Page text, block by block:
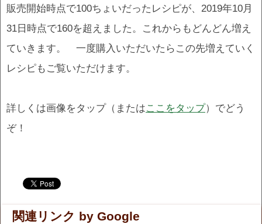
販売開始時点で100ちょいだったレシピが、2019年10月
31日時点で160を超えました。これからもどんどん増え
ていきます。 一度購入いただいたらこの先増えていく
レシピもご覧いただけます。
詳しくは画像をタップ（またはここをタップ）でどう
ぞ！
関連リンク by Google